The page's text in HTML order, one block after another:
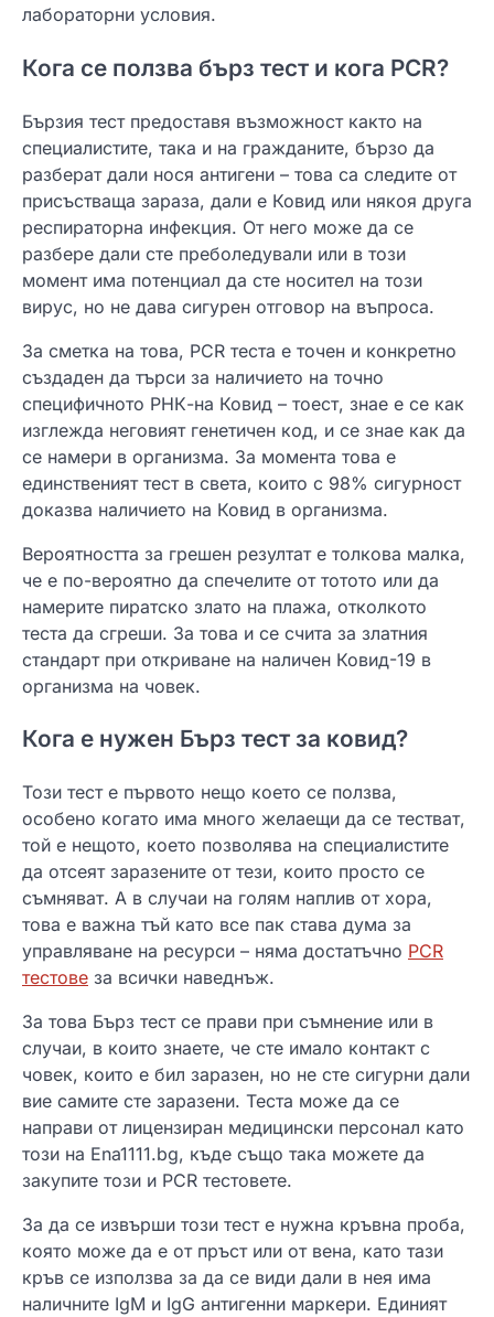
лабораторни условия.
Кога се ползва бърз тест и кога PCR?
Бързия тест предоставя възможност както на
специалистите, така и на гражданите, бързо да
разберат дали нося антигени – това са следите от
присъстваща зараза, дали е Ковид или някоя друга
респираторна инфекция. От него може да се
разбере дали сте преболедували или в този
момент има потенциал да сте носител на този
вирус, но не дава сигурен отговор на въпроса.
За сметка на това, PCR теста е точен и конкретно
създаден да търси за наличието на точно
специфичното РНК-на Ковид – тоест, знае е се как
изглежда неговият генетичен код, и се знае как да
се намери в организма. За момента това е
единственият тест в света, които с 98% сигурност
доказва наличието на Ковид в организма.
Вероятността за грешен резултат е толкова малка,
че е по-вероятно да спечелите от тотото или да
намерите пиратско злато на плажа, отколкото
теста да сгреши. За това и се счита за златния
стандарт при откриване на наличен Ковид-19 в
организма на човек.
Кога е нужен Бърз тест за ковид?
Този тест е първото нещо което се ползва,
особено когато има много желаещи да се тестват,
той е нещото, което позволява на специалистите
да отсеят заразените от тези, които просто се
съмняват. А в случаи на голям наплив от хора,
това е важна тъй като все пак става дума за
управляване на ресурси – няма достатъчно PCR
тестове за всички наведнъж.
За това Бърз тест се прави при съмнение или в
случаи, в които знаете, че сте имало контакт с
човек, които е бил заразен, но не сте сигурни дали
вие самите сте заразени. Теста може да се
направи от лицензиран медицински персонал като
този на Ena1111.bg, къде също така можете да
закупите този и PCR тестовете.
За да се извърши този тест е нужна кръвна проба,
която може да е от пръст или от вена, като тази
кръв се използва за да се види дали в нея има
наличните IgM и IgG антигенни маркери. Единият